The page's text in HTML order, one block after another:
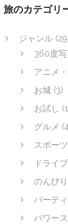
旅のカテゴリ
ジャンル
360度写
アニメ
お城 (3)
お試し
グルメ
スポーツ
ドライブ
のんびり
パーティ
パワー